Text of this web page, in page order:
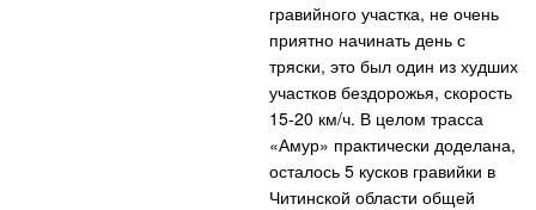
гравийного участка, не очень
приятно начинать день с
тряски, это был один из худших
участков бездорожья, скорость
15-20 км/ч. В целом трасса
«Амур» практически доделана,
осталось 5 кусков гравийки в
Читинской области общей